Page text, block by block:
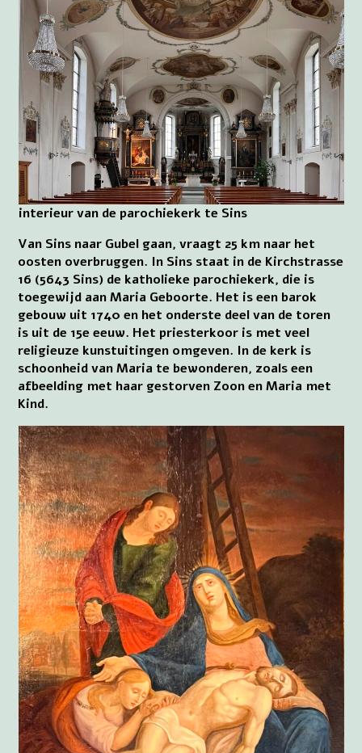
interieur van de parochiekerk te Sins
Van Sins naar Gubel gaan, vraagt 25 km naar het
oosten overbruggen. In Sins staat in de Kirchstrasse
16 (5643 Sins) de katholieke parochiekerk, die is
toegewijd aan Maria Geboorte. Het is een barok
gebouw uit 1740 en het onderste deel van de toren
is uit de 15e eeuw. Het priesterkoor is met veel
religieuze kunstuitingen omgeven. In de kerk is
schoonheid van Maria te bewonderen, zoals een
afbeelding met haar gestorven Zoon en Maria met
Kind.